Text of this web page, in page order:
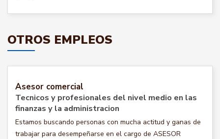
OTROS EMPLEOS
Asesor comercial
Tecnicos y profesionales del nivel medio en las
finanzas y la administracion
Estamos buscando personas con mucha actitud y ganas de
trabajar para desempeñarse en el cargo de ASESOR